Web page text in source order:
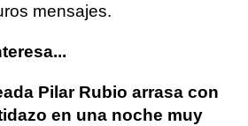
mensajes.
Pilar Rubio arrasa con
en una noche muy